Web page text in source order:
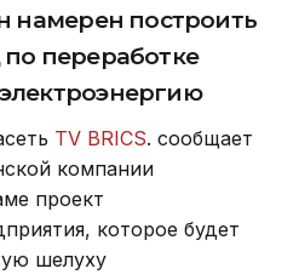
намерен построить
переработке
TV BRICS. сообщает
компании
проект
которое будет
шелуху